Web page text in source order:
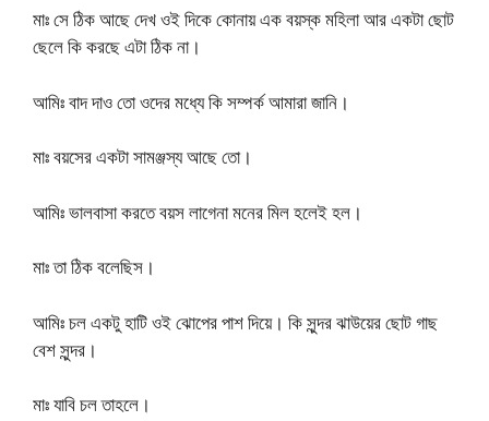
মাঃ সে ঠিক আছে দেখ ওই দিকে কোনায় এক বয়স্ক মহিলা আর একটা ছোট
ছেলে কি করছে এটা ঠিক না।
আমিঃ বাদ দাও তো ওদের মধ্যে কি সম্পর্ক আমারা জানি।
মাঃ বয়সের একটা সামঞ্জস্য আছে তো।
আমিঃ ভালবাসা করতে বয়স লাগেনা মনের মিল হলেই হল।
মাঃ তা ঠিক বলেছিস।
আমিঃ চল একটু হাটি ওই ঝোপের পাশ দিয়ে। কি সুন্দর ঝাউয়ের ছোট গাছ
বেশ সুন্দর।
মাঃ যাবি চল তাহলে।